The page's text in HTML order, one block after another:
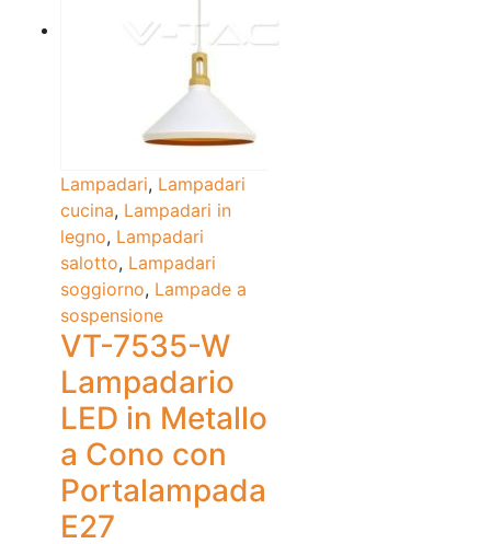
Lampadari, Lampadari
cucina, Lampadari in
legno, Lampadari
salotto, Lampadari
soggiorno, Lampade a
sospensione
VT-7535-W
Lampadario
LED in Metallo
a Cono con
Portalampada
E27